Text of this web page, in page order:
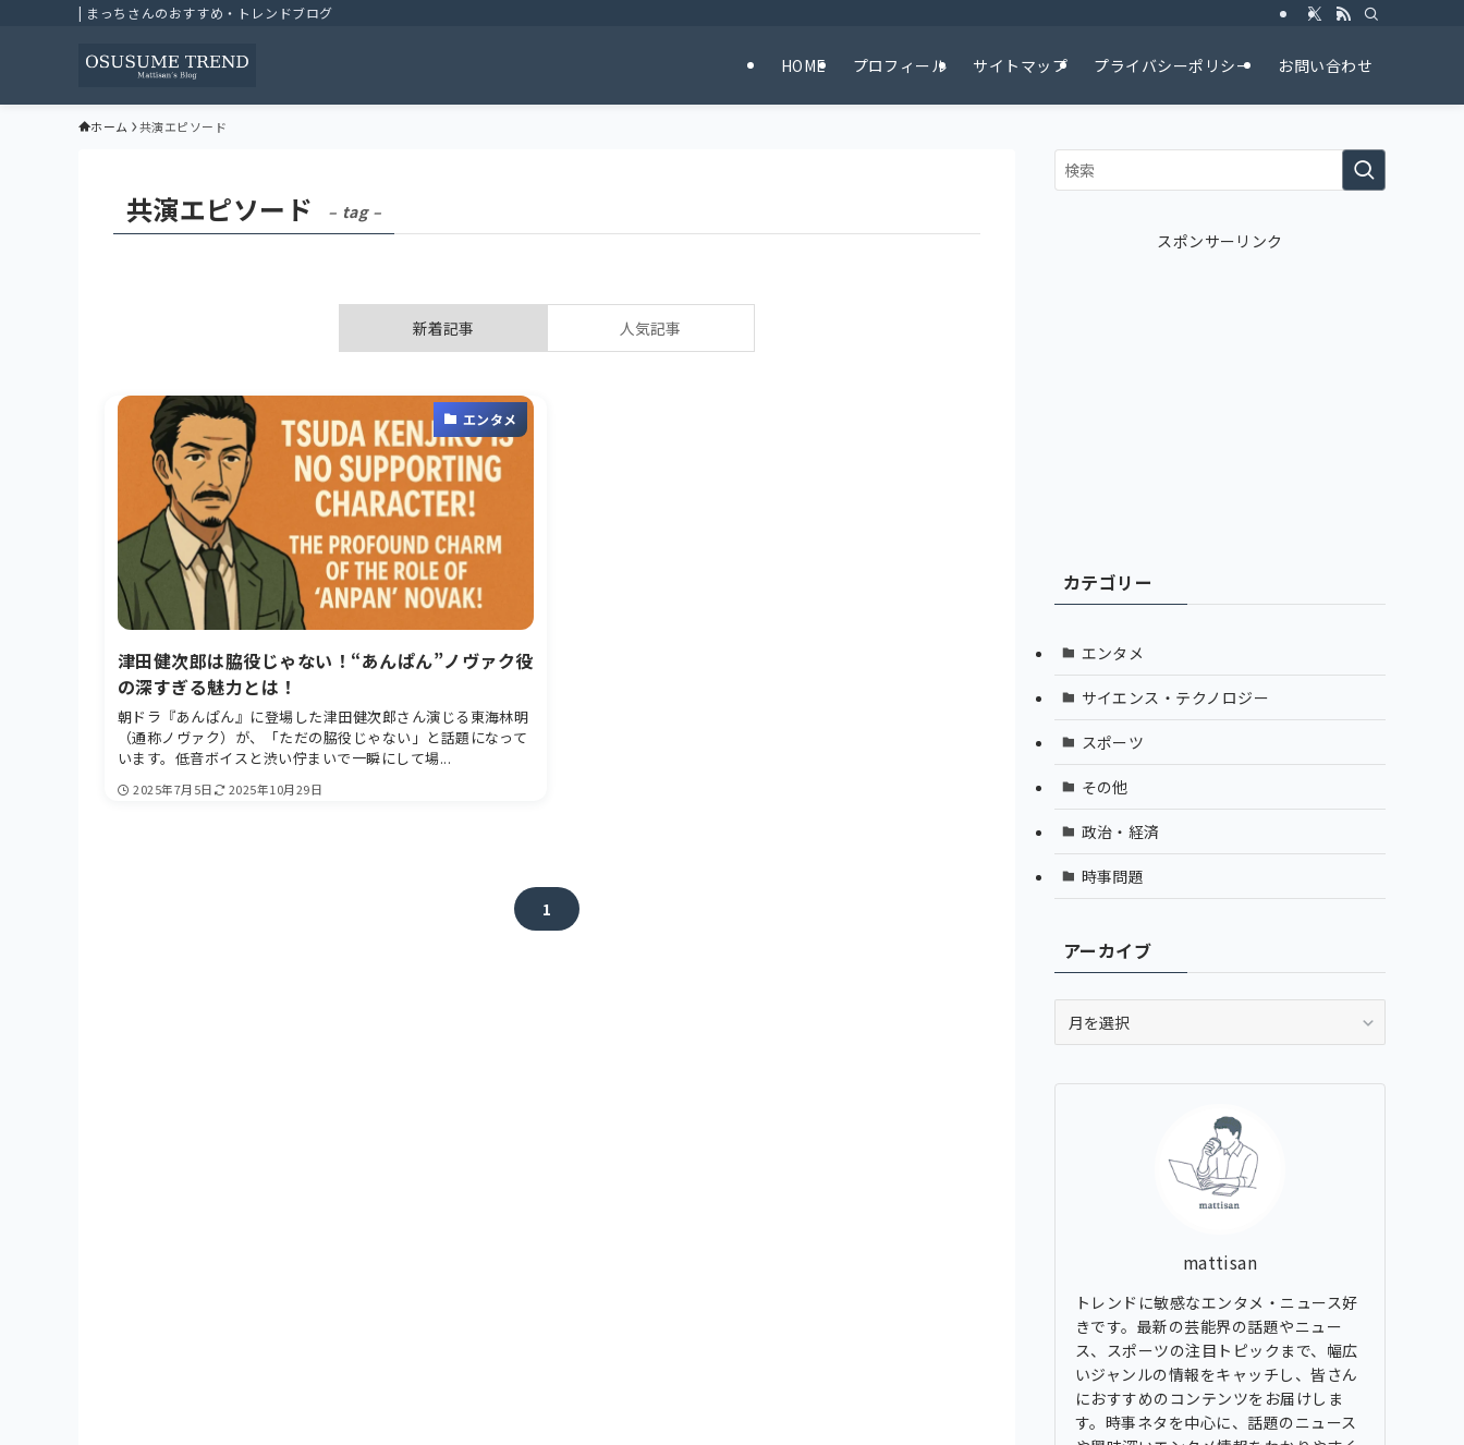
| まっちさんのおすすめ・トレンドブログ
HOME プロフィール サイトマップ プライバシーポリシー お問い合わせ
ホーム 共演エピソード
共演エピソード – tag –
新着記事 人気記事
エンタメ
津田健次郎は脇役じゃない！“あんぱん”ノヴァク役
の深すぎる魅力とは！
朝ドラ『あんぱん』に登場した津田健次郎さん演じる東海林明
（通称ノヴァク）が、「ただの脇役じゃない」と話題になって
います。低音ボイスと渋い佇まいで一瞬にして場...
2025年7月5日 2025年10月29日
1
スポンサーリンク
カテゴリー
エンタメ
サイエンス・テクノロジー
スポーツ
その他
政治・経済
時事問題
アーカイブ
ー
イ
mattisan
トレンドに敏感なエンタメ・ニュース好
きです。最新の芸能界の話題やニュー
ス、スポーツの注目トピックまで、幅広
いジャンルの情報をキャッチし、皆さん
におすすめのコンテンツをお届けしま
す。時事ネタを中心に、話題のニュース